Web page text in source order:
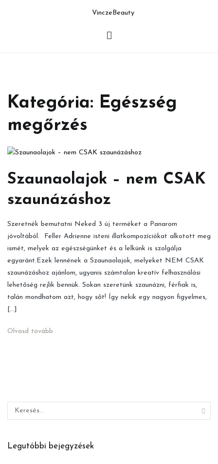
Kategória: Egészség
megőrzés
Szaunaolajok – nem CSAK
szaunázáshoz
Szeretnék bemutatni Neked 3 új terméket a Panarom
jóvoltából. Feller Adrienne isteni illatkompozíciókat alkotott meg
ismét, melyek az egészségünket és a lelkünk is szolgálja
egyaránt.Ezek lennének a Szaunaolajok, melyeket NEM CSAK
szaunázáshoz ajánlom, ugyanis számtalan kreatív felhasználási
lehetőség rejlik bennük. Sokan szeretünk szaunázni, férfiak is,
talán mondhatom azt, hogy sőt! Így nekik egy nagyon figyelmes,
[…]
Olvasd tovább
Keresés:
Legutóbbi bejegyzések